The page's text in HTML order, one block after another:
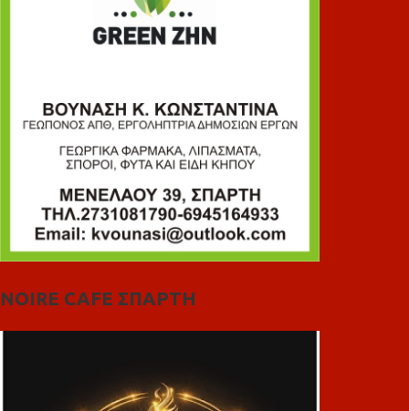
NOIRE CAFE ΣΠΑΡΤΗ